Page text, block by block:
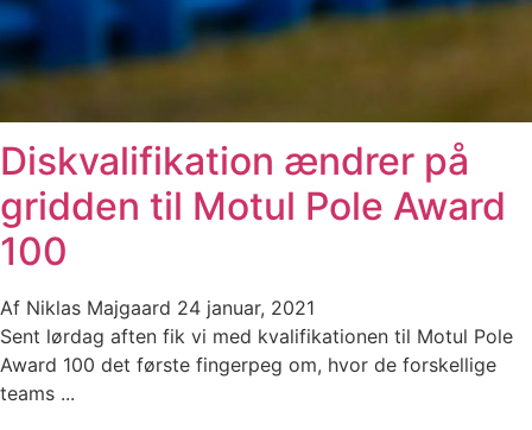
Diskvalifikation ændrer på
gridden til Motul Pole Award
100
Af Niklas Majgaard 24 januar, 2021
Sent lørdag aften fik vi med kvalifikationen til Motul Pole
Award 100 det første fingerpeg om, hvor de forskellige
teams ...